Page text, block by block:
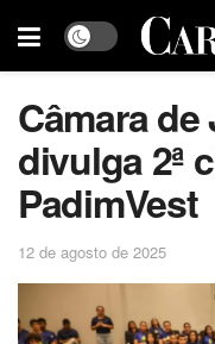
Câmara
divulga 2ª
PadimVest
12 de agosto de 2025